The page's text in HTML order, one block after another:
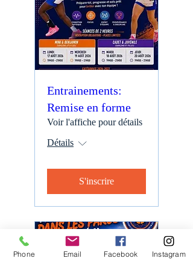
Entrainements:
Remise en forme
Voir l'affiche pour détails
Détails
S'inscrire
Phone Email Facebook Instagram